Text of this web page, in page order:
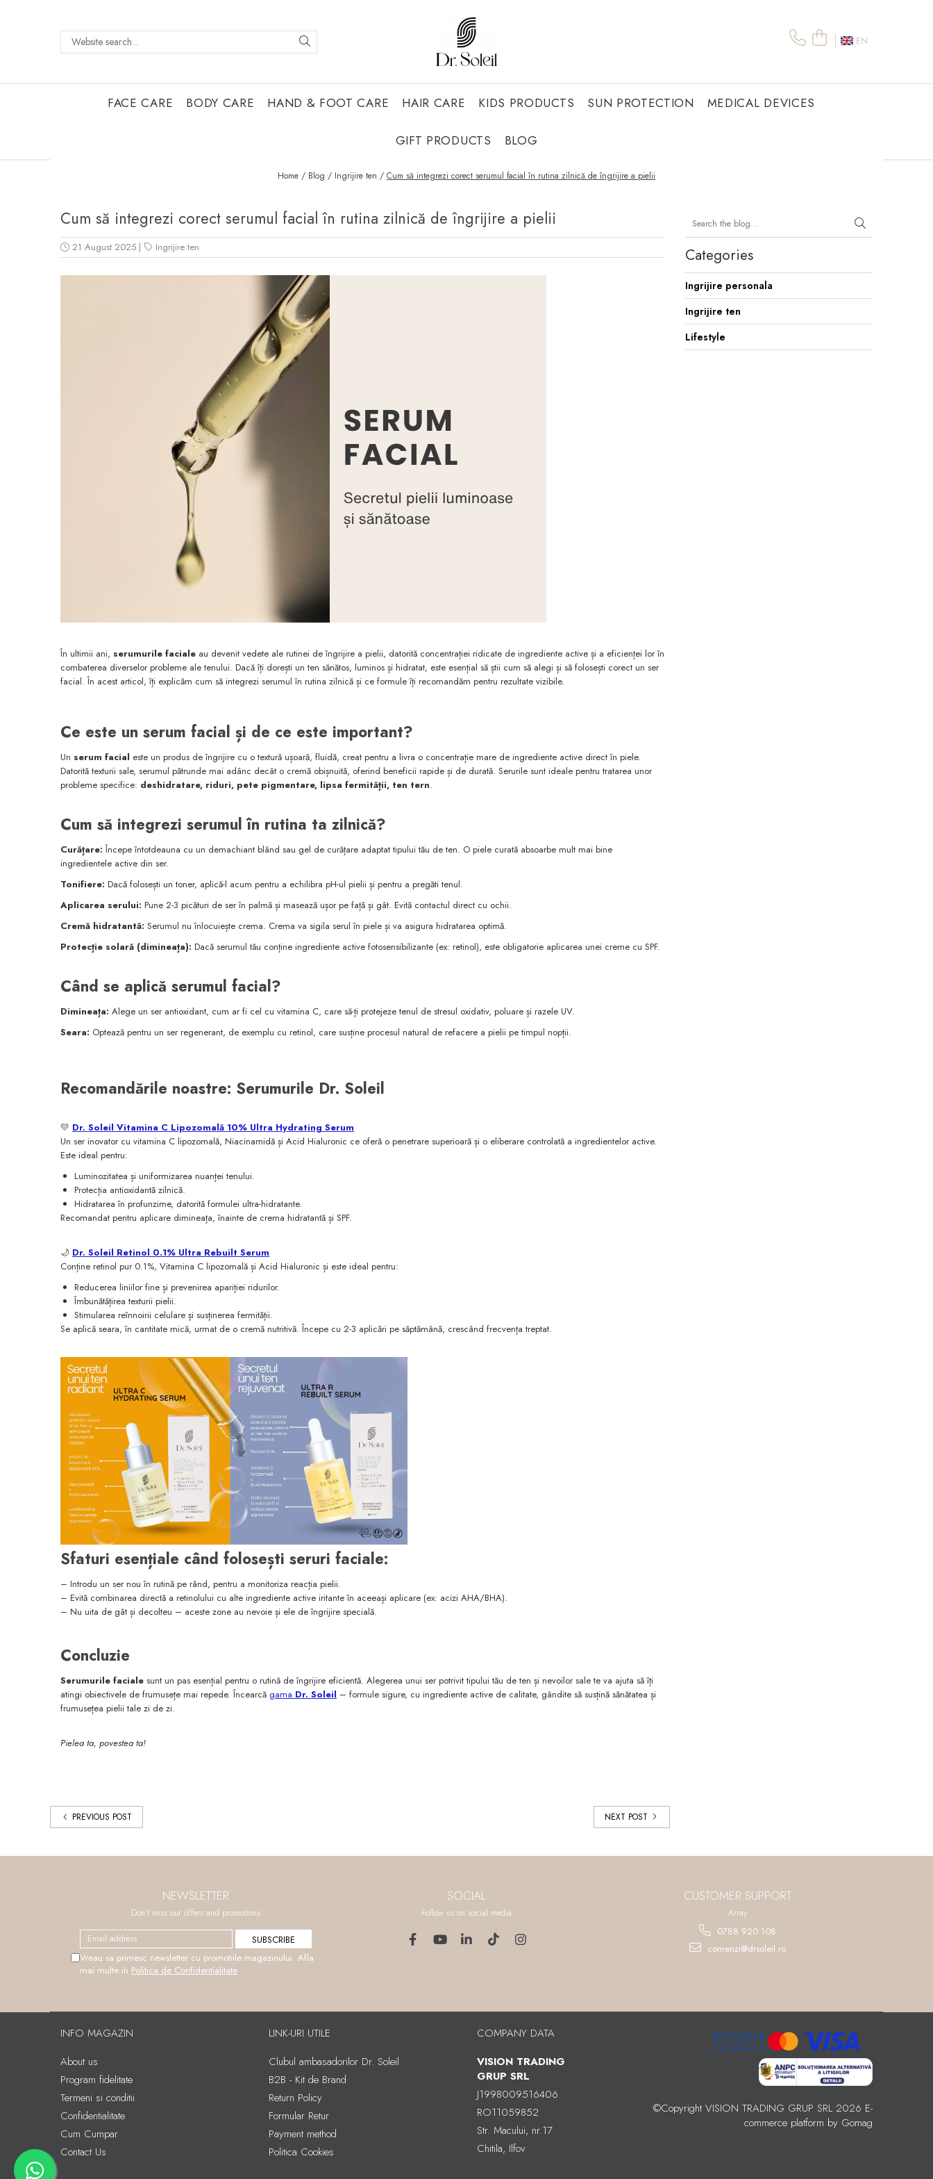
EN
FACE CARE BODY CARE HAND & FOOT CARE HAIR CARE KIDS PRODUCTS SUN PROTECTION MEDICAL DEVICES
GIFT PRODUCTS BLOG
Home / Blog / Ingrijire ten / Cum să integrezi corect serumul facial în rutina zilnică de îngrijire a pielii
Cum să integrezi corect serumul facial în rutina zilnică de îngrijire a pielii
21 August 2025 | Ingrijire ten
În ultimii ani, serumurile faciale au devenit vedete ale rutinei de îngrijire a pielii, datorită concentrației ridicate de ingrediente active și a eficienței lor în
combaterea diverselor probleme ale tenului. Dacă îți dorești un ten sănătos, luminos și hidratat, este esențial să știi cum să alegi și să folosești corect un ser
facial. În acest articol, îți explicăm cum să integrezi serumul în rutina zilnică și ce formule îți recomandăm pentru rezultate vizibile.
Ce este un serum facial și de ce este important?
Un serum facial este un produs de îngrijire cu o textură ușoară, fluidă, creat pentru a livra o concentrație mare de ingrediente active direct în piele.
Datorită texturii sale, serumul pătrunde mai adânc decât o cremă obișnuită, oferind beneficii rapide și de durată. Serurile sunt ideale pentru tratarea unor
probleme specifice: deshidratare, riduri, pete pigmentare, lipsa fermității, ten tern.
Cum să integrezi serumul în rutina ta zilnică?
Curățare: Începe întotdeauna cu un demachiant blând sau gel de curățare adaptat tipului tău de ten. O piele curată absoarbe mult mai bine
ingredientele active din ser.
Tonifiere: Dacă folosești un toner, aplică-l acum pentru a echilibra pH-ul pielii și pentru a pregăti tenul.
Aplicarea serului: Pune 2-3 picături de ser în palmă și masează ușor pe față și gât. Evită contactul direct cu ochii.
Cremă hidratantă: Serumul nu înlocuiește crema. Crema va sigila serul în piele și va asigura hidratarea optimă.
Protecție solară (dimineața): Dacă serumul tău conține ingrediente active fotosensibilizante (ex: retinol), este obligatorie aplicarea unei creme cu SPF.
Când se aplică serumul facial?
Dimineața: Alege un ser antioxidant, cum ar fi cel cu vitamina C, care să-ți protejeze tenul de stresul oxidativ, poluare și razele UV.
Seara: Optează pentru un ser regenerant, de exemplu cu retinol, care susține procesul natural de refacere a pielii pe timpul nopții.
Recomandările noastre: Serumurile Dr. Soleil
💛 Dr. Soleil Vitamina C Lipozomală 10% Ultra Hydrating Serum
Un ser inovator cu vitamina C lipozomală, Niacinamidă și Acid Hialuronic ce oferă o penetrare superioară și o eliberare controlată a ingredientelor active.
Este ideal pentru:
Luminozitatea și uniformizarea nuanței tenului.
Protecția antioxidantă zilnică.
Hidratarea în profunzime, datorită formulei ultra-hidratante.
Recomandat pentru aplicare dimineața, înainte de crema hidratantă și SPF.
🌙 Dr. Soleil Retinol 0.1% Ultra Rebuilt Serum
Conține retinol pur 0.1%, Vitamina C lipozomală și Acid Hialuronic și este ideal pentru:
Reducerea liniilor fine și prevenirea apariției ridurilor.
Îmbunătățirea texturii pielii.
Stimularea reînnoirii celulare și susținerea fermității.
Se aplică seara, în cantitate mică, urmat de o cremă nutritivă. Începe cu 2-3 aplicări pe săptămână, crescând frecvența treptat.
Sfaturi esențiale când folosești seruri faciale:
– Introdu un ser nou în rutină pe rând, pentru a monitoriza reacția pielii.
– Evită combinarea directă a retinolului cu alte ingrediente active iritante în aceeași aplicare (ex: acizi AHA/BHA).
– Nu uita de gât și decolteu – aceste zone au nevoie și ele de îngrijire specială.
Concluzie
Serumurile faciale sunt un pas esențial pentru o rutină de îngrijire eficientă. Alegerea unui ser potrivit tipului tău de ten și nevoilor sale te va ajuta să îți
atingi obiectivele de frumusețe mai repede. Încearcă gama Dr. Soleil – formule sigure, cu ingrediente active de calitate, gândite să susțină sănătatea și
frumusețea pielii tale zi de zi.
Pielea ta, povestea ta!
Categories
Ingrijire personala
Ingrijire ten
Lifestyle
NEXT POST
PREVIOUS POST
NEWSLETTER
Don't miss our offers and promotions
Vreau sa primesc newsletter cu promotiile magazinului. Afla
mai multe in Politica de Confidentialitate
SOCIAL
Follow us on social media
CUSTOMER SUPPORT
Array
0788 920 108
comenzi@drsoleil.ro
INFO MAGAZIN
About us
Program fidelitate
Termeni si conditii
Confidentialitate
Cum Cumpar
Contact Us
LINK-URI UTILE
Clubul ambasadorilor Dr. Soleil
B2B - Kit de Brand
Return Policy
Formular Retur
Payment method
Politica Cookies
COMPANY DATA
VISION TRADING
GRUP SRL
J1998009516406
RO11059852
Str. Macului, nr.17
Chitila, Ilfov
©Copyright VISION TRADING GRUP SRL 2026 E-
commerce platform by Gomag